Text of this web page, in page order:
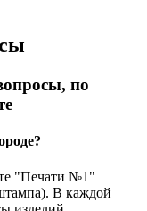
по
"Печати №1"
В каждой